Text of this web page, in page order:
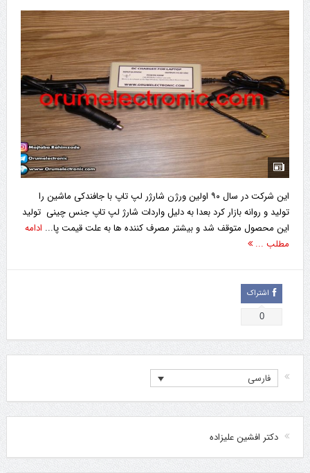
این شرکت در سال ۹۰ اولین ورژن شارژر لپ تاپ با جافندکی ماشین را
تولید و روانه بازار کرد بعدا به دلیل واردات شارژ لپ تاپ جنس چینی تولید
این محصول متوقف شد و بیشتر مصرف کننده ها به علت قیمت پا... ادامه
مطلب ...
اشتراک
0
فارسی
دکتر افشین علیزاده